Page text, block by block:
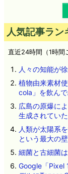
人気記事ラン
直近24時間（1時
人々の知能が
cola」を飲ん
生成されてい
という最大の
細菌と古細菌